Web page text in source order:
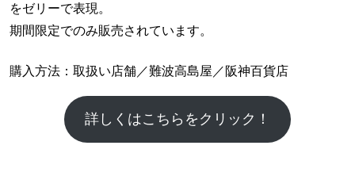
をゼリーで表現。
期間限定でのみ販売されています。
購入方法：取扱い店舗／難波高島屋／阪神百貨店
詳しくはこちらをクリック！